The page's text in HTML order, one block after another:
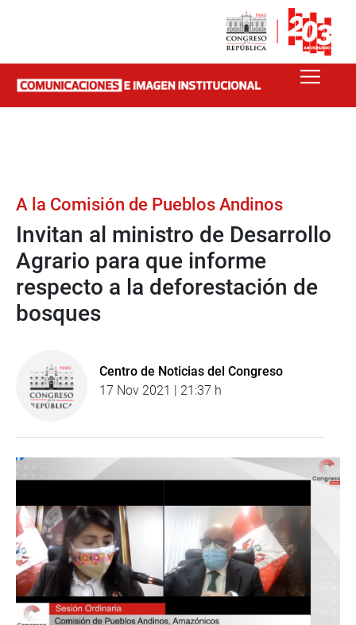
A la Comisión de Pueblos Andinos
Invitan al ministro de Desarrollo
Agrario para que informe
respecto a la deforestación de
bosques
Centro de Noticias del Congreso
17 Nov 2021 | 21:37 h